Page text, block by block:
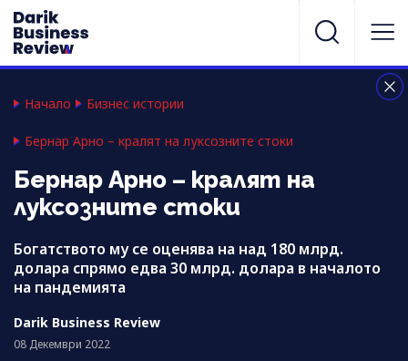
Начало Бизнес истории
Бернар Арно – кралят на луксозните стоки
Бернар Арно – кралят на
луксозните стоки
Богатството му се оценява на над 180 млрд.
долара спрямо едва 30 млрд. долара в началото
на пандемията
Darik Business Review
08 Декември 2022